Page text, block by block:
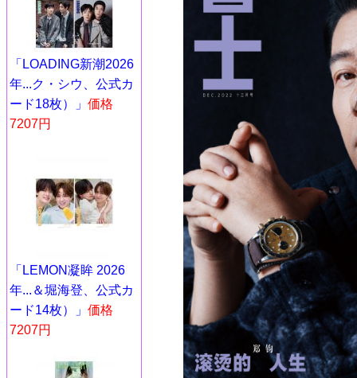
「LOADING新潮2026
年...ク・シウ、公式カ
ード18枚）」 価格
7207円
「LEMON凝眸 2026
年...＆堀海登、公式カ
ード14枚）」 価格
7207円